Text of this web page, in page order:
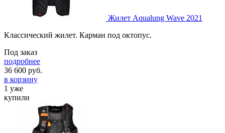
Жилет Aqualung Wave 2021
Классический жилет. Карман под октопус.
Под заказ
подробнее
36 600 руб.
в корзину
1 уже
купили